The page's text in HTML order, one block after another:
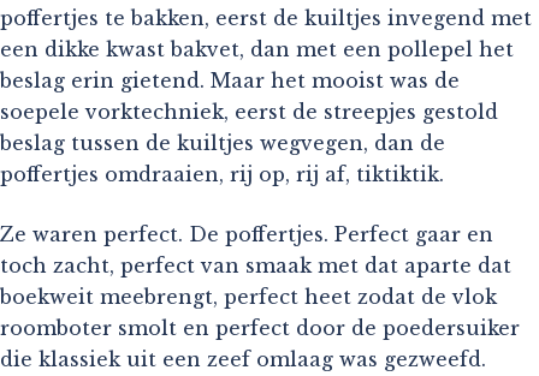
poffertjes te bakken, eerst de kuiltjes invegend met
een dikke kwast bakvet, dan met een pollepel het
beslag erin gietend. Maar het mooist was de
soepele vorktechniek, eerst de streepjes gestold
beslag tussen de kuiltjes wegvegen, dan de
poffertjes omdraaien, rij op, rij af, tiktiktik.
Ze waren perfect. De poffertjes. Perfect gaar en
toch zacht, perfect van smaak met dat aparte dat
boekweit meebrengt, perfect heet zodat de vlok
roomboter smolt en perfect door de poedersuiker
die klassiek uit een zeef omlaag was gezweefd.